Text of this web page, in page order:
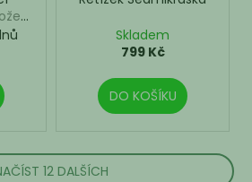
Skladem
799 Kč
DO KOŠÍKU
12 DALŠÍCH